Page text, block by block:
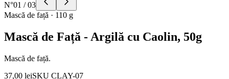
N°01 /03
Mască de față · 110 g
Mască de Față - Argilă cu Caolin, 50g
Mască de față.
37,00 leiSKU CLAY-07